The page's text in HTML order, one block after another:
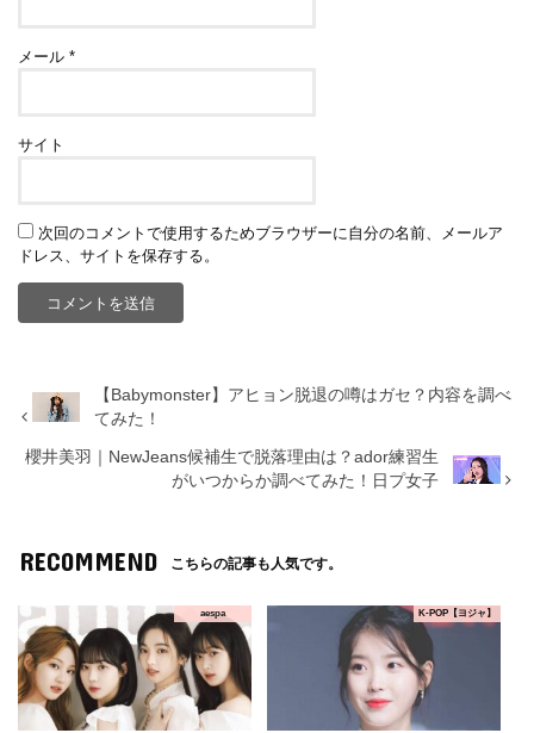
メール*
サイト
次回のコメントで使用するためブラウザーに自分の名前、メールア
ドレス、サイトを保存する。
【Babymonster】アヒョン脱退の噂はガセ？内容を調べ
てみた！
櫻井美羽｜NewJeans候補生で脱落理由は？ador練習生
がいつからか調べてみた！日プ女子
RECOMMEND こちらの記事も人気です。
aespa K-POP【ヨジャ】